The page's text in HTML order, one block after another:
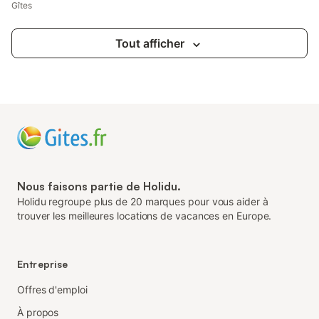
Gîtes
Tout afficher
Nous faisons partie de Holidu.
Holidu regroupe plus de 20 marques pour vous aider à
trouver les meilleures locations de vacances en Europe.
Entreprise
Offres d'emploi
À propos